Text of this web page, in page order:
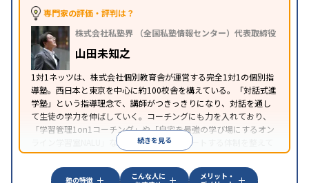
特徴
中高一貫校生に対応
ブレットを利用
季節講習のみの受講可自習室あり
専門家の評価・評判は？
株式会社私塾界 （全国私塾情報センター）代表取締役
山田未知之
1対1ネッツは、株式会社個別教育舎が運営する完全1対1の個別指
導塾。西日本と東京を中心に約100校舎を構えている。「対話式進
学塾」という指導理念で、講師がつきっきりになり、対話を通し
て生徒の学力を伸ばしていく。コーチングにも力を入れており、
「学習管理1on1コーチング」や「自宅を最強の学び場にするオン
ライン学習室NALU」など、自宅学習もサポートする体制を整えて
いる。
続きを見る
塾の特徴
こんな人に
メリット・